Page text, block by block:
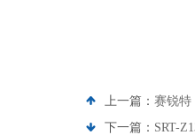
上一篇： 赛锐特
下一篇： SRT-